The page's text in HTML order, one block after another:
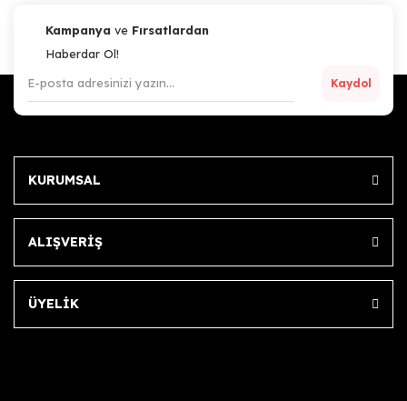
Kampanya ve Fırsatlardan
Haberdar Ol!
Kaydol
KURUMSAL
ALIŞVERİŞ
ÜYELİK